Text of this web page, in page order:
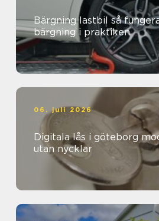
Bärgning lastbil så fungerar tung
bärgning i praktiken
06. juli 2026
Digitala lås i göteborg modern säkerhet
utan nycklar